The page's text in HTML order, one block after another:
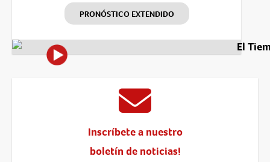
PRONÓSTICO EXTENDIDO
El
Inscríbete a nuestro
boletín de noticias!